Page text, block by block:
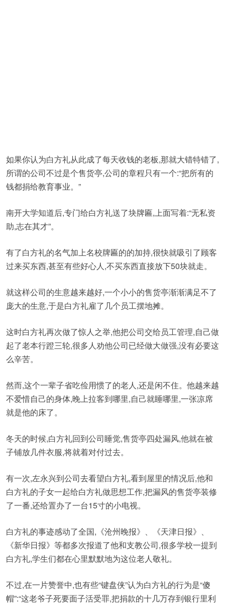
如果你认为白方礼从此成了每天收钱的老板,那就大错特错了,
所谓的公司不过是个售货亭,公司的章程只有一个:“把所有的
钱都捐给教育事业。”
南开大学知道后,专门给白方礼送了块牌匾,上面写着:“无私资
助,志在其才”。
有了白方礼的名气加上名校牌匾的的加持,很快就吸引了顾客
过来买东西,甚至有些好心人,不买东西直接放下50块就走。
就这样公司的生意越来越好,一个小小的售货亭渐渐满足不了
庞大的生意,于是白方礼雇了几个员工摆地摊。
这时白方礼再次做了惊人之举,他把公司交给员工管理,自己做
起了老本行蹬三轮,很多人劝他公司已经做大做强,没有必要这
么辛苦。
然而,这个一辈子省吃俭用惯了的老人,还是闲不住。他越来越
不爱惜自己的身体,晚上拉客到哪里,自己就睡哪里,一张凉席
就是他的床了。
冬天的时候,白方礼回到公司睡觉,售货亭四处漏风,他就在被
子铺放几件衣服,将就着对付过去。
有一次,左永兴到公司去看望白方礼,看到屋里的情况后,他和
白方礼的子女一起给白方礼做思想工作,把漏风的售货亭装修
了一番,还给置办了一台15寸的小电视。
白方礼的事迹感动了全国,《沧州晚报》、《天津日报》、
《新华日报》等都多次报道了他和支教公司,很多学校一提到
白方礼,学生们都在心里默默地为这位老人敬礼。
不过,在一片赞誉中,也有些“键盘侠”认为白方礼的行为是“傻
帽”:“这老爷子死要面子活受罪,把捐款的十几万存到银行里利